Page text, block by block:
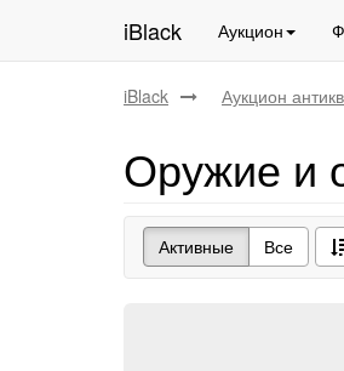
iBlack Аукцион
iBlack Аукцион
Оружие и
Активные Все